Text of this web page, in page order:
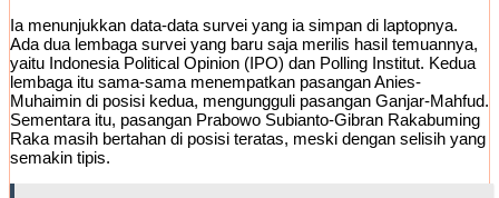
Ia menunjukkan data-data survei yang ia simpan di laptopnya.
Ada dua lembaga survei yang baru saja merilis hasil temuannya,
yaitu Indonesia Political Opinion (IPO) dan Polling Institut. Kedua
lembaga itu sama-sama menempatkan pasangan Anies-
Muhaimin di posisi kedua, mengungguli pasangan Ganjar-Mahfud.
Sementara itu, pasangan Prabowo Subianto-Gibran Rakabuming
Raka masih bertahan di posisi teratas, meski dengan selisih yang
semakin tipis.